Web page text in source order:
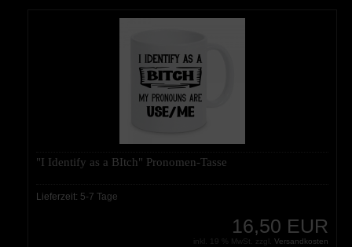
"I Identify as a BItch" Pronomen-Tasse
Lieferzeit: 5-7 Tage
16,50 EUR
inkl. 19 % MwSt. zzgl. Versandkosten